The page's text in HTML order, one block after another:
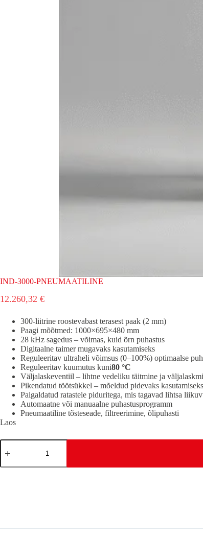
IND-3000-PNEUMAATILINE
12.260,32 €
300-liitrine roostevabast terasest paak (2 mm)
Paagi mõõtmed: 1000×695×480 mm
28 kHz sagedus – võimas, kuid õrn puhastus
Digitaalne taimer mugavaks kasutamiseks
Reguleeritav ultraheli võimsus (0–100%) optimaalse
Reguleeritav kuumutus kuni80 °C
Väljalaskeventiil – lihtne vedeliku täitmine ja
Pikendatud töötsükkel – mõeldud pidevaks
Paigaldatud ratastele piduritega, mis tagavad lihtsa
Automaatne või manuaalne puhastusprogramm
Pneumaatiline tõsteseade, filtreerimine, õlipuhasti
Laos
IND-
3000-
kogus